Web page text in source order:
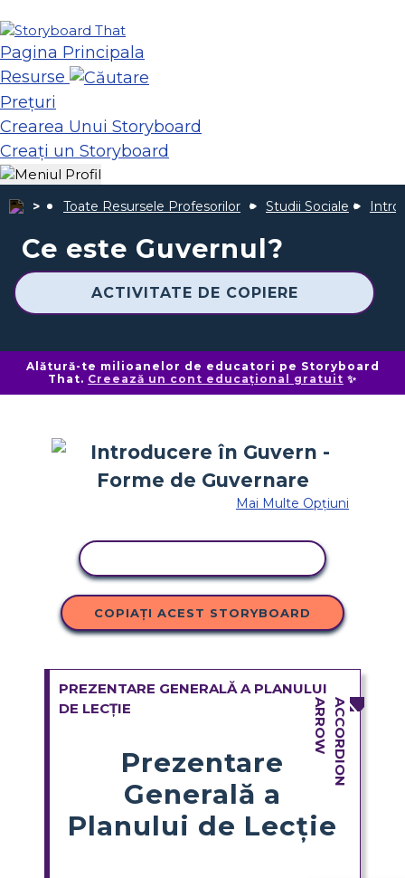
Pagina Principala
Resurse
Prețuri
Crearea Unui Storyboard
Creați un Storyboard
Toate Resursele Profesorilor Studii Sociale
Ce este Guvernul?
ACTIVITATE DE COPIERE
Alătură-te milioanelor de educatori pe Storyboard
That. Creează un cont educațional gratuit ✨
Mai Multe Opțiuni
COPIAȚI ACEST STORYBOARD
PREZENTARE GENERALĂ A PLANULUI
DE LECȚIE
Prezentare
Generală a
Planului de Lecție